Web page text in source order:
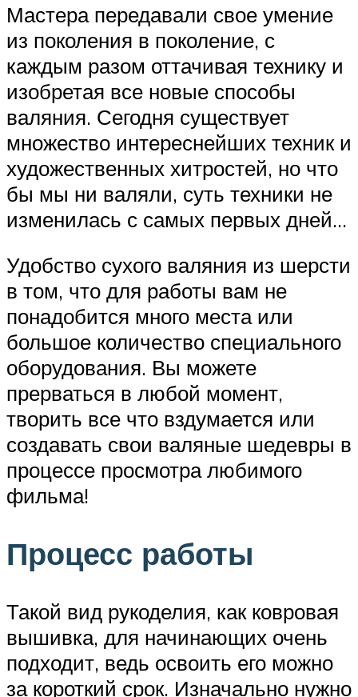
Мастера передавали свое умение
из поколения в поколение, с
каждым разом оттачивая технику и
изобретая все новые способы
валяния. Сегодня существует
множество интереснейших техник и
художественных хитростей, но что
бы мы ни валяли, суть техники не
изменилась с самых первых дней…
Удобство сухого валяния из шерсти
в том, что для работы вам не
понадобится много места или
большое количество специального
оборудования. Вы можете
прерваться в любой момент,
творить все что вздумается или
создавать свои валяные шедевры в
процессе просмотра любимого
фильма!
Процесс работы
Такой вид рукоделия, как ковровая
вышивка, для начинающих очень
подходит, ведь освоить его можно
за короткий срок. Изначально нужно